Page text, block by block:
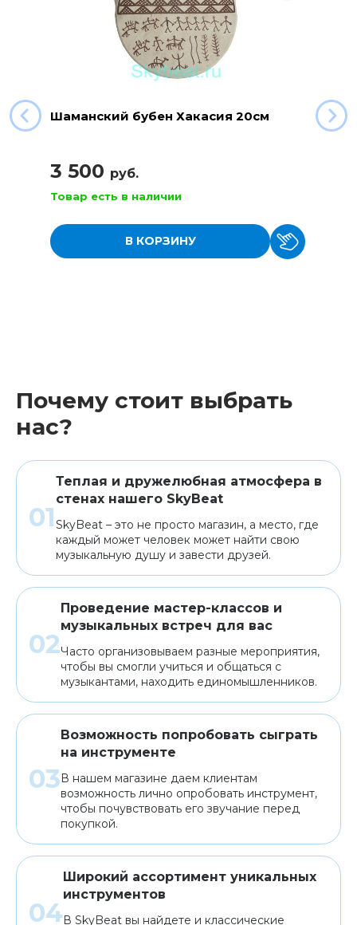
Шаманский бубен Хакасия 20см
3 500 руб.
Товар есть в наличии
В КОРЗИНУ
Почему стоит выбрать
нас?
Теплая и дружелюбная атмосфера в
стенах нашего SkyBeat
SkyBeat – это не просто магазин, а место, где
каждый может человек может найти свою
музыкальную душу и завести друзей.
Проведение мастер-классов и
музыкальных встреч для вас
Часто организовываем разные мероприятия,
чтобы вы смогли учиться и общаться с
музыкантами, находить единомышленников.
Возможность попробовать сыграть
на инструменте
В нашем магазине даем клиентам
возможность лично опробовать инструмент,
чтобы почувствовать его звучание перед
покупкой.
Широкий ассортимент уникальных
инструментов
В SkyBeat вы найдете и классические